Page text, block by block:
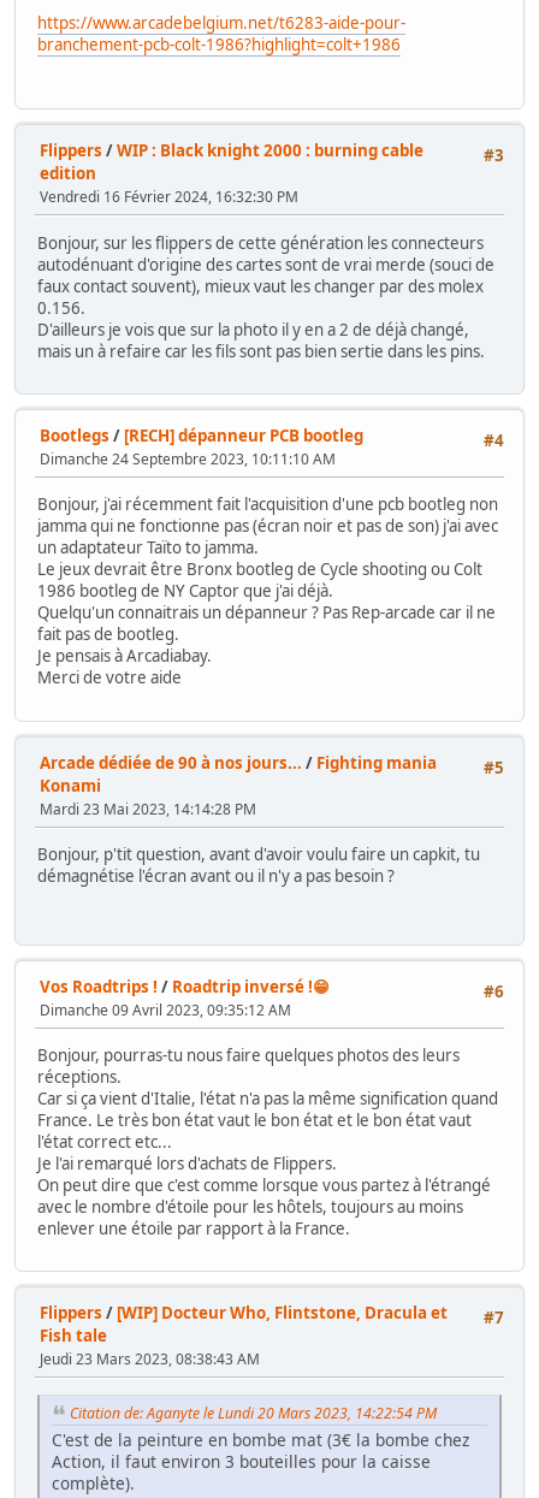
https://www.arcadebelgium.net/t6283-aide-pour-
branchement-pcb-colt-1986?highlight=colt+1986
#3
Flippers /WIP : Black knight 2000 : burning cable
edition
Vendredi 16 Février 2024, 16:32:30 PM
Bonjour, sur les flippers de cette génération les connecteurs
autodénuant d'origine des cartes sont de vrai merde (souci de
faux contact souvent), mieux vaut les changer par des molex
0.156.
D'ailleurs je vois que sur la photo il y en a 2 de déjà changé,
mais un à refaire car les fils sont pas bien sertie dans les pins.
#4
Bootlegs / [RECH] dépanneur PCB bootleg
Dimanche 24 Septembre 2023, 10:11:10 AM
Bonjour, j'ai récemment fait l'acquisition d'une pcb bootleg non
jamma qui ne fonctionne pas (écran noir et pas de son) j'ai avec
un adaptateur Taïto to jamma.
Le jeux devrait être Bronx bootleg de Cycle shooting ou Colt
1986 bootleg de NY Captor que j'ai déjà.
Quelqu'un connaitrais un dépanneur ? Pas Rep-arcade car il ne
fait pas de bootleg.
Je pensais à Arcadiabay.
Merci de votre aide
#5
Arcade dédiée de 90 à nos jours... / Fighting mania
Konami
Mardi 23 Mai 2023, 14:14:28 PM
Bonjour, p'tit question, avant d'avoir voulu faire un capkit, tu
démagnétise l'écran avant ou il n'y a pas besoin ?
#6
Vos Roadtrips ! / Roadtrip inversé !😁
Dimanche 09 Avril 2023, 09:35:12 AM
Bonjour, pourras-tu nous faire quelques photos des leurs
réceptions.
Car si ça vient d'Italie, l'état n'a pas la même signification quand
France. Le très bon état vaut le bon état et le bon état vaut
l'état correct etc...
Je l'ai remarqué lors d'achats de Flippers.
On peut dire que c'est comme lorsque vous partez à l'étrangé
avec le nombre d'étoile pour les hôtels, toujours au moins
enlever une étoile par rapport à la France.
#7
Flippers / [WIP] Docteur Who, Flintstone, Dracula et
Fish tale
Jeudi 23 Mars 2023, 08:38:43 AM
Citation de: Aganyte le Lundi 20 Mars 2023, 14:22:54 PM
C'est de la peinture en bombe mat (3€ la bombe chez
Action, il faut environ 3 bouteilles pour la caisse
complète).